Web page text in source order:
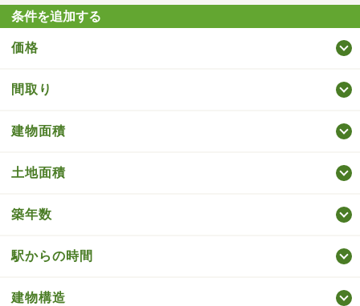
条件を追加する
価格
間取り
建物面積
土地面積
築年数
駅からの時間
建物構造